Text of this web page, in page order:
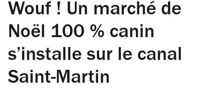
Wouf ! Un marché de
Noël 100 % canin
s’installe sur le canal
Saint-Martin